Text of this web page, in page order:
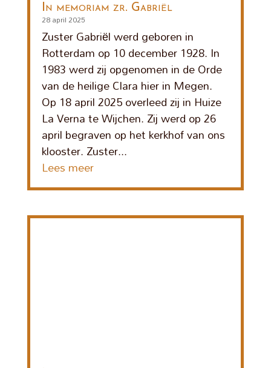
In memoriam zr. Gabriël
28 april 2025
Zuster Gabriël werd geboren in
Rotterdam op 10 december 1928. In
1983 werd zij opgenomen in de Orde
van de heilige Clara hier in Megen.
Op 18 april 2025 overleed zij in Huize
La Verna te Wijchen. Zij werd op 26
april begraven op het kerkhof van ons
klooster. Zuster...
Lees meer